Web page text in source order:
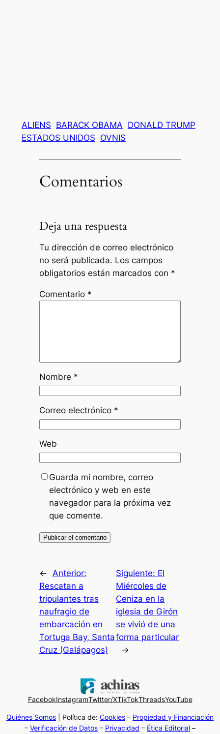
ALIENS BARACK OBAMA DONALD TRUMP
ESTADOS UNIDOS OVNIS
Comentarios
Deja una respuesta
Tu dirección de correo electrónico
no será publicada. Los campos
obligatorios están marcados con *
Comentario *
Nombre *
Correo electrónico *
Web
Guarda mi nombre, correo
electrónico y web en este
navegador para la próxima vez
que comente.
← Anterior:
Rescatan a
tripulantes tras
naufragio de
embarcación en
Tortuga Bay, Santa
Cruz (Galápagos)
Siguiente: El
Miércoles de
Ceniza en la
iglesia de Girón
se vivió de una
forma particular
→
FacebokInstagramTwitter/XTikTokThreadsYouTube
Quiénes Somos | Política de: Cookies – Propiedad y Financiación
– Verificación de Datos – Privacidad – Ética Editorial –